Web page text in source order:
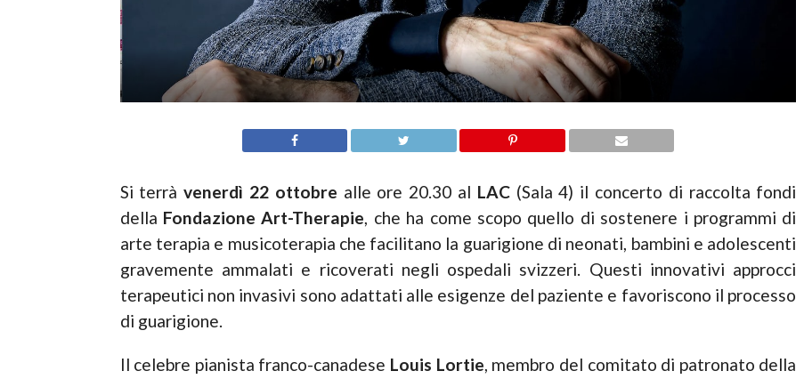
Si terràvenerdì 22 ottobre alle ore 20.30 al LAC(Sala 4) il concerto di raccolta fondi
della Fondazione Art-Therapie, che ha come scopo quello di sostenere i programmi di
arte terapia e musicoterapia che facilitano la guarigione di neonati, bambini e adolescenti
gravemente ammalati e ricoverati negli ospedali svizzeri. Questi innovativi approcci
terapeutici non invasivi sono adattati alle esigenze del paziente e favoriscono il processo
di guarigione.
Il celebre pianista franco-canadese Louis Lortie, membro del comitato di patronato della